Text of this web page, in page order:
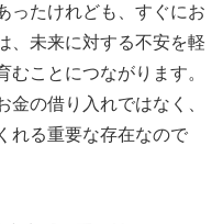
ったけれども、すぐにお
、未来に対する不安を軽
ことにつながります。
金の借り入れではなく、
れる重要な存在なので